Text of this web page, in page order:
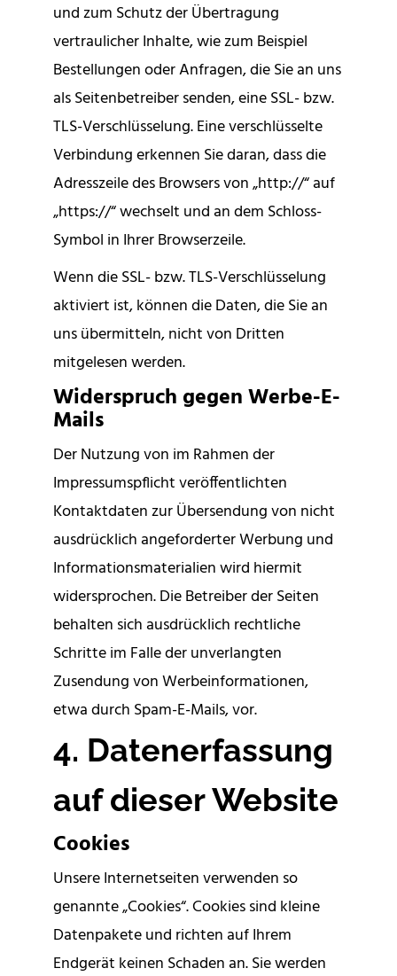
und zum Schutz der Übertragung
vertraulicher Inhalte, wie zum Beispiel
Bestellungen oder Anfragen, die Sie an uns
als Seitenbetreiber senden, eine SSL- bzw.
TLS-Verschlüsselung. Eine verschlüsselte
Verbindung erkennen Sie daran, dass die
Adresszeile des Browsers von „http://“ auf
„https://“ wechselt und an dem Schloss-
Symbol in Ihrer Browserzeile.
Wenn die SSL- bzw. TLS-Verschlüsselung
aktiviert ist, können die Daten, die Sie an
uns übermitteln, nicht von Dritten
mitgelesen werden.
Widerspruch gegen Werbe-E-
Mails
Der Nutzung von im Rahmen der
Impressumspflicht veröffentlichten
Kontaktdaten zur Übersendung von nicht
ausdrücklich angeforderter Werbung und
Informationsmaterialien wird hiermit
widersprochen. Die Betreiber der Seiten
behalten sich ausdrücklich rechtliche
Schritte im Falle der unverlangten
Zusendung von Werbeinformationen,
etwa durch Spam-E-Mails, vor.
4. Datenerfassung
auf dieser Website
Cookies
Unsere Internetseiten verwenden so
genannte „Cookies“. Cookies sind kleine
Datenpakete und richten auf Ihrem
Endgerät keinen Schaden an. Sie werden